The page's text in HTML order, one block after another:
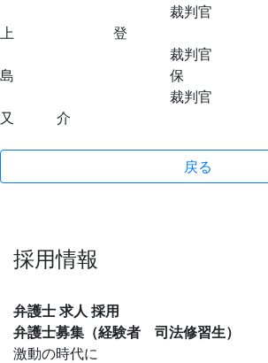
裁判官
上 登
裁判官
島 保
裁判官
又 介
戻る
採用情報
弁護士 求人 採用
弁護士募集（経験者 司法修習生）
激動の時代に